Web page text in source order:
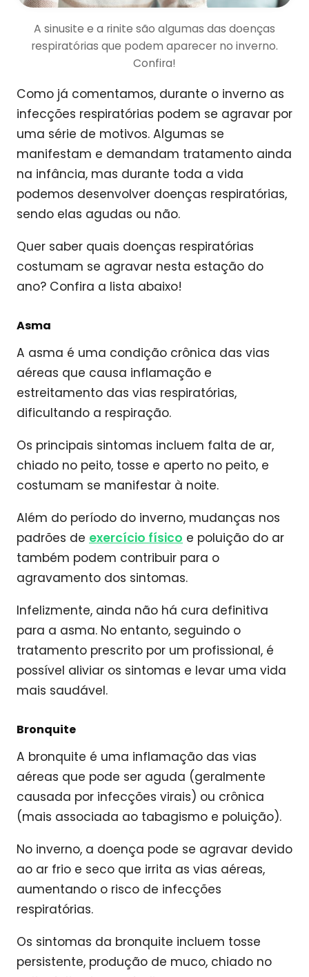
A sinusite e a rinite são algumas das doenças
respiratórias que podem aparecer no inverno.
Confira!
Como já comentamos, durante o inverno as
infecções respiratórias podem se agravar por
uma série de motivos. Algumas se
manifestam e demandam tratamento ainda
na infância, mas durante toda a vida
podemos desenvolver doenças respiratórias,
sendo elas agudas ou não.
Quer saber quais doenças respiratórias
costumam se agravar nesta estação do
ano? Confira a lista abaixo!
Asma
A asma é uma condição crônica das vias
aéreas que causa inflamação e
estreitamento das vias respiratórias,
dificultando a respiração.
Os principais sintomas incluem falta de ar,
chiado no peito, tosse e aperto no peito, e
costumam se manifestar à noite.
Além do período do inverno, mudanças nos
padrões de exercício físico e poluição do ar
também podem contribuir para o
agravamento dos sintomas.
Infelizmente, ainda não há cura definitiva
para a asma. No entanto, seguindo o
tratamento prescrito por um profissional, é
possível aliviar os sintomas e levar uma vida
mais saudável.
Bronquite
A bronquite é uma inflamação das vias
aéreas que pode ser aguda (geralmente
causada por infecções virais) ou crônica
(mais associada ao tabagismo e poluição).
No inverno, a doença pode se agravar devido
ao ar frio e seco que irrita as vias aéreas,
aumentando o risco de infecções
respiratórias.
Os sintomas da bronquite incluem tosse
persistente, produção de muco, chiado no